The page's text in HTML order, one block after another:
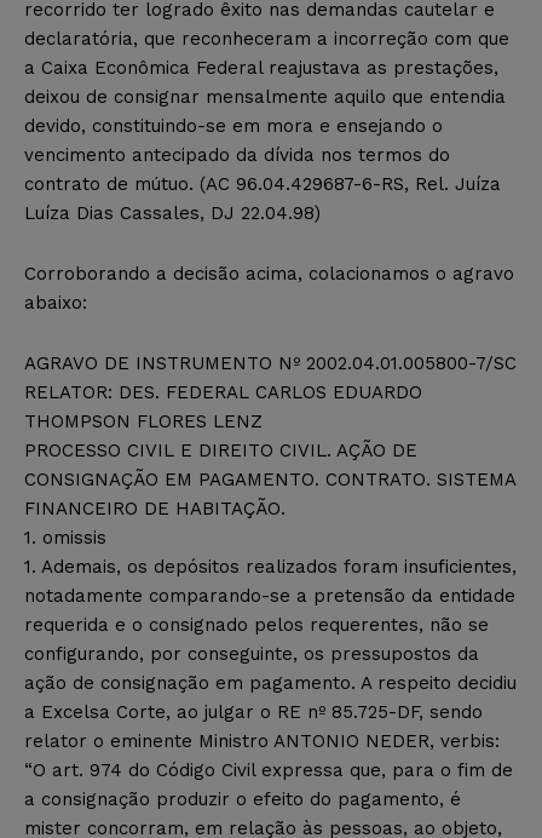
recorrido ter logrado êxito nas demandas cautelar e
declaratória, que reconheceram a incorreção com que
a Caixa Econômica Federal reajustava as prestações,
deixou de consignar mensalmente aquilo que entendia
devido, constituindo-se em mora e ensejando o
vencimento antecipado da dívida nos termos do
contrato de mútuo. (AC 96.04.429687-6-RS, Rel. Juíza
Luíza Dias Cassales, DJ 22.04.98)
Corroborando a decisão acima, colacionamos o agravo
abaixo:
AGRAVO DE INSTRUMENTO Nº 2002.04.01.005800-7/SC
RELATOR: DES. FEDERAL CARLOS EDUARDO
THOMPSON FLORES LENZ
PROCESSO CIVIL E DIREITO CIVIL. AÇÃO DE
CONSIGNAÇÃO EM PAGAMENTO. CONTRATO. SISTEMA
FINANCEIRO DE HABITAÇÃO.
1. omissis
1. Ademais, os depósitos realizados foram insuficientes,
notadamente comparando-se a pretensão da entidade
requerida e o consignado pelos requerentes, não se
configurando, por conseguinte, os pressupostos da
ação de consignação em pagamento. A respeito decidiu
a Excelsa Corte, ao julgar o RE nº 85.725-DF, sendo
relator o eminente Ministro ANTONIO NEDER, verbis:
“O art. 974 do Código Civil expressa que, para o fim de
a consignação produzir o efeito do pagamento, é
mister concorram, em relação às pessoas, ao objeto,